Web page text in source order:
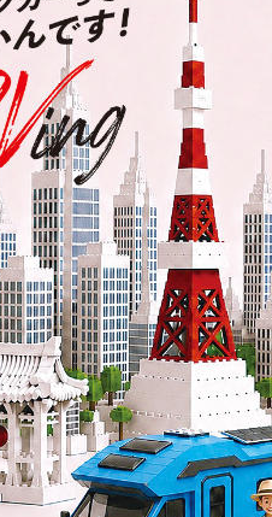
革命をもたらす未来型の「ウォーターレ